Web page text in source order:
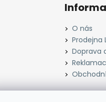
O nás
Prodejna
Doprava